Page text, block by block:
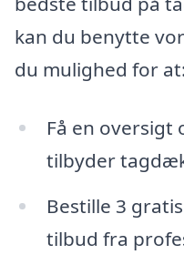
kan du benytte
du mulighed for at:
Få en oversigt
tilbyder
Bestille 3
tilbud fra